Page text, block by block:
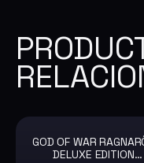
-85%
GOD OF WAR
DELUXE EDITION